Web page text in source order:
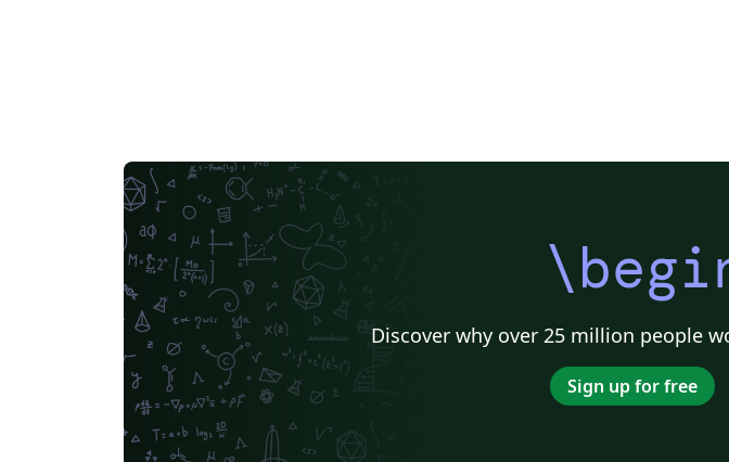
Discover why over 25 million people
Sign up for free